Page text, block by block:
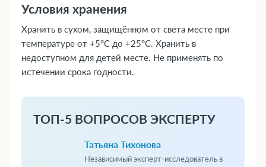
Условия хранения
Хранить в сухом, защищённом от света месте при
температуре от +5°C до +25°C. Хранить в
недоступном для детей месте. Не применять по
истечении срока годности.
ТОП-5 ВОПРОСОВ ЭКСПЕРТУ
Татьяна Тихонова
Независимый эксперт-исследователь в